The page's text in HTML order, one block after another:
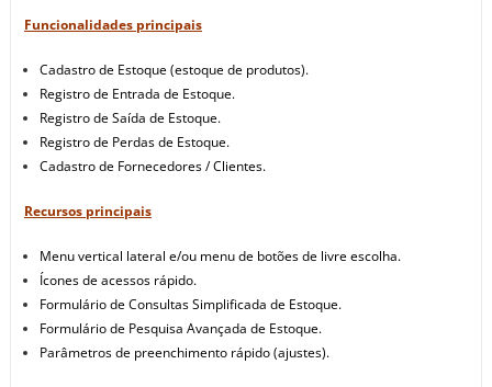
Funcionalidades principais
Cadastro de Estoque (estoque de produtos).
Registro de Entrada de Estoque.
Registro de Saída de Estoque.
Registro de Perdas de Estoque.
Cadastro de Fornecedores / Clientes.
Recursos principais
Menu vertical lateral e/ou menu de botões de livre escolha.
Ícones de acessos rápido.
Formulário de Consultas Simplificada de Estoque.
Formulário de Pesquisa Avançada de Estoque.
Parâmetros de preenchimento rápido (ajustes).